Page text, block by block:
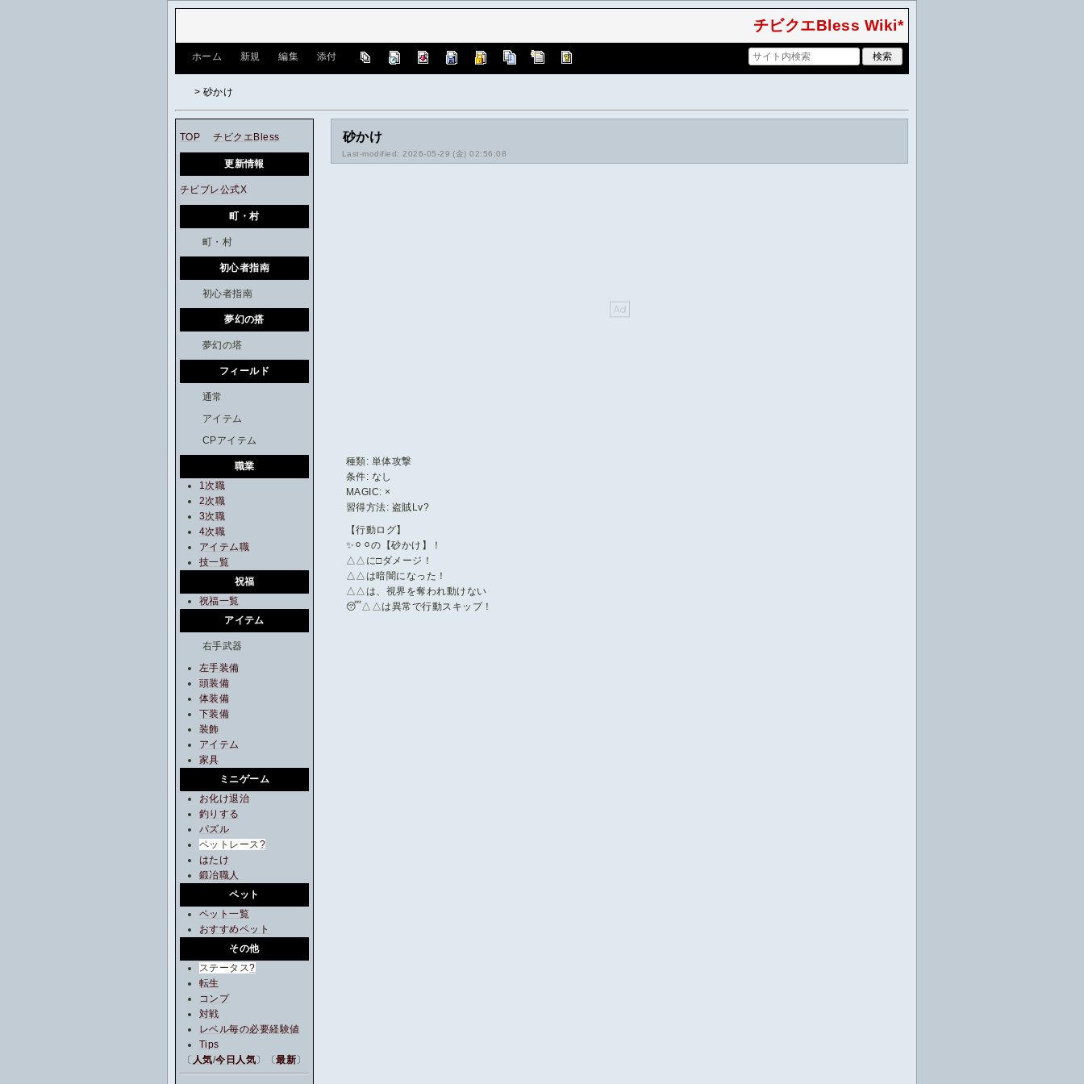
チビクエBless Wiki*
ホーム 新規 編集 添付
> 砂かけ
砂かけ
Last-modified: 2026-05-29 (金) 02:56:08
種類: 単体攻撃
条件: なし
MAGIC: ×
習得方法: 盗賊Lv?
【行動ログ】
✨⚪︎‪‪⚪︎の【砂かけ】！
△△に□ダメージ！
△△は暗闇になった！
△△は、視界を奪われ動けない
😴△△は異常で行動スキップ！
TOP チビクエBless
更新情報
チビブレ公式X
町・村
町・村
初心者指南
初心者指南
夢幻の搭
夢幻の塔
フィールド
通常
アイテム
CPアイテム
職業
1次職
2次職
3次職
4次職
アイテム職
技一覧
祝福
祝福一覧
アイテム
右手武器
左手装備
頭装備
体装備
下装備
装飾
アイテム
家具
ミニゲーム
お化け退治
釣りする
パズル
ペットレース ?
はたけ
鍛冶職人
ペット
ペット一覧
おすすめペット
その他
ステータス?
転生
コンプ
対戦
レベル毎の必要経験値
Tips
〔 人気/今日人気〕〔最新〕